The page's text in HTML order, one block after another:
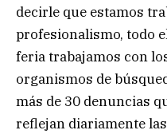
decirle que estamos
profesionalismo, todo
feria trabajamos con
organismos de
más de 30 denuncias
reflejan diariamente